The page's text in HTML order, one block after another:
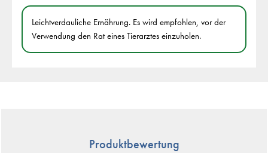
Leichtverdauliche Ernährung. Es wird empfohlen, vor der
Verwendung den Rat eines Tierarztes einzuholen.
Produktbewertung